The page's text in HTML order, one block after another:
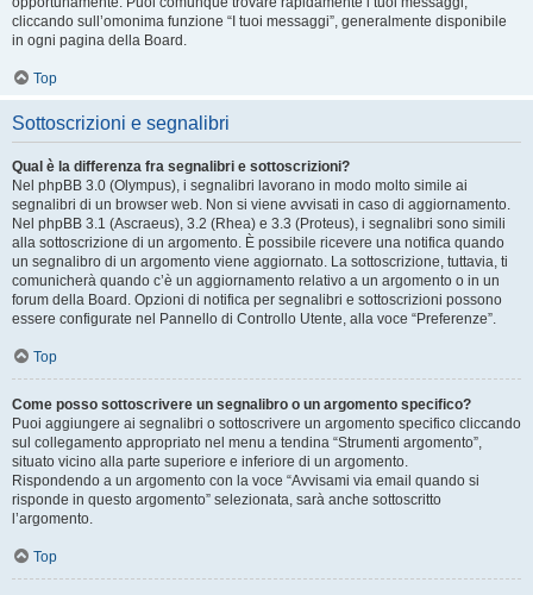
cliccando sull’omonima funzione “I tuoi messaggi”, generalmente disponibile
in ogni pagina della Board.
Top
Sottoscrizioni e segnalibri
Qual è la differenza fra segnalibri e sottoscrizioni?
Nel phpBB 3.0 (Olympus), i segnalibri lavorano in modo molto simile ai
segnalibri di un browser web. Non si viene avvisati in caso di aggiornamento.
Nel phpBB 3.1 (Ascraeus), 3.2 (Rhea) e 3.3 (Proteus), i segnalibri sono simili
alla sottoscrizione di un argomento. È possibile ricevere una notifica quando
un segnalibro di un argomento viene aggiornato. La sottoscrizione, tuttavia, ti
comunicherà quando c’è un aggiornamento relativo a un argomento o in un
forum della Board. Opzioni di notifica per segnalibri e sottoscrizioni possono
essere configurate nel Pannello di Controllo Utente, alla voce “Preferenze”.
Top
Come posso sottoscrivere un segnalibro o un argomento specifico?
Puoi aggiungere ai segnalibri o sottoscrivere un argomento specifico cliccando
sul collegamento appropriato nel menu a tendina “Strumenti argomento”,
situato vicino alla parte superiore e inferiore di un argomento.
Rispondendo a un argomento con la voce “Avvisami via email quando si
risponde in questo argomento” selezionata, sarà anche sottoscritto
l’argomento.
Top